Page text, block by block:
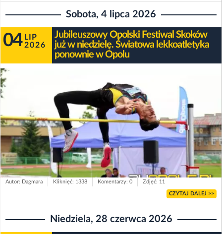
Sobota, 4 lipca 2026
04 LIP
2026
Jubileuszowy Opolski Festiwal Skoków
już w niedzielę. Światowa lekkoatletyka
ponownie w Opolu
Autor: Dagmara Kliknięć: 1338 Komentarzy: 0 Zdjęć: 11
CZYTAJ DALEJ >>
Niedziela, 28 czerwca 2026